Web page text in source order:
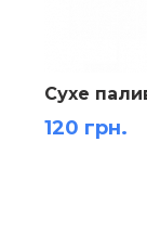
Сухе
120 грн.